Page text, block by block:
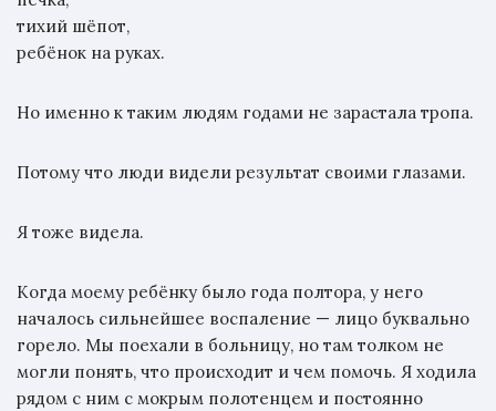
тихий шёпот,
ребёнок на руках.
Но именно к таким людям годами не зарастала тропа.
Потому что люди видели результат своими глазами.
Я тоже видела.
Когда моему ребёнку было года полтора, у него
началось сильнейшее воспаление — лицо буквально
горело. Мы поехали в больницу, но там толком не
могли понять, что происходит и чем помочь. Я ходила
рядом с ним с мокрым полотенцем и постоянно